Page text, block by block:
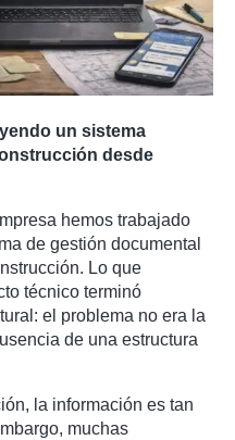
un sistema
desde
hemos trabajado
de gestión documental
Lo que
técnico terminó
el problema no era la
de una estructura
la información es tan
muchas